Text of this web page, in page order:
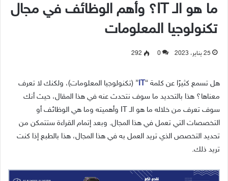
ما هو الـ IT؟ وأهم الوظائف في مجال
تكنولوجيا المعلومات
25 يناير، 2023 0
292
هل تسمع كثيرًا عن كلمة “ IT” (تكنولوجيا المعلومات)، ولكنك لا تعرف
معناها؟ هذا بالتحديد ما سوف نتحدث عنه في هذا المقال، حيث أنك
سوف تعرف من خلاله ما هو الـ IT وأهميته وما هي الوظائف أو
التخصصات التي تعمل في هذا المجال. وبعد إتمام القراءة ستتمكن من
تحديد التخصص الذي تريد العمل به في هذا المجال، هذا بالطبع إذا كنت
تريد ذلك.